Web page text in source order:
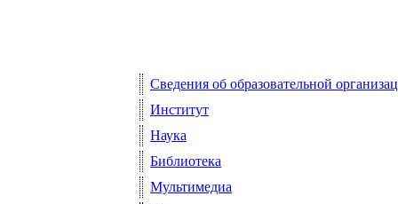
Сведения об образовательной
Институт
Наука
Библиотека
Мультимедиа